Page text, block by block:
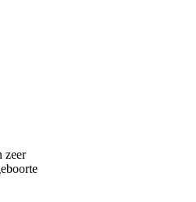
zeer